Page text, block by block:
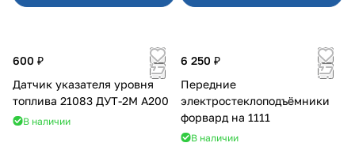
600 ₽
Датчик указателя уровня
топлива 21083 ДУТ-2М А200
В наличии
6 250 ₽
Передние
электростеклоподъёмники
форвард на 1111
В наличии